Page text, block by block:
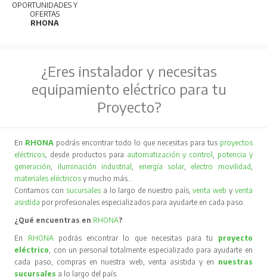
OPORTUNIDADES Y
OFERTAS
RHONA
¿Eres instalador y necesitas
equipamiento eléctrico para tu
Proyecto?
En RHONA podrás encontrar todo lo que necesitas para tus proyectos
eléctricos , desde productos para automatización y control
potencia y
generación
iluminación industrial energía solar, electro movilidad
materiales eléctricos y mucho más…
Contamos con sucursales a lo largo de nuestro país,venta web y venta
asistida por profesionales especializados para ayudarte en cada paso.
¿Qué encuentras en RHONA?
En RHONA podrás encontrar lo que necesitas para tu proyecto
eléctrico , con un personal totalmente especializado para ayudarte en
cada paso, compras en nuestra web, venta asistida y en nuestras
sucursales a lo largo del país.